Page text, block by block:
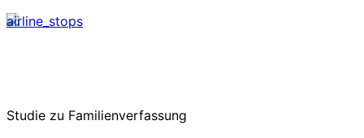
airline_stops
Studie zu Familienverfassung